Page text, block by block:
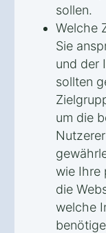
sollen.
Welche
Sie
und der
sollten
um die
wie Ihre
die
welche